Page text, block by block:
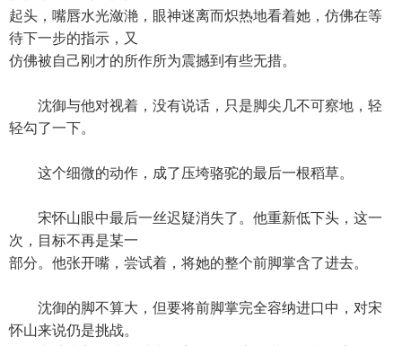
起头，嘴唇水光潋滟，眼神迷离而炽热地看着她，仿佛在等
待下一步的指示，又
仿佛被自己刚才的所作所为震撼到有些无措。
沈御与他对视着，没有说话，只是脚尖几不可察地，轻
轻勾了一下。
这个细微的动作，成了压垮骆驼的最后一根稻草。
宋怀山眼中最后一丝迟疑消失了。他重新低下头，这一
次，目标不再是某一
部分。他张开嘴，尝试着，将她的整个前脚掌含了进去。
沈御的脚不算大，但要将前脚掌完全容纳进口中，对宋
怀山来说仍是挑战。